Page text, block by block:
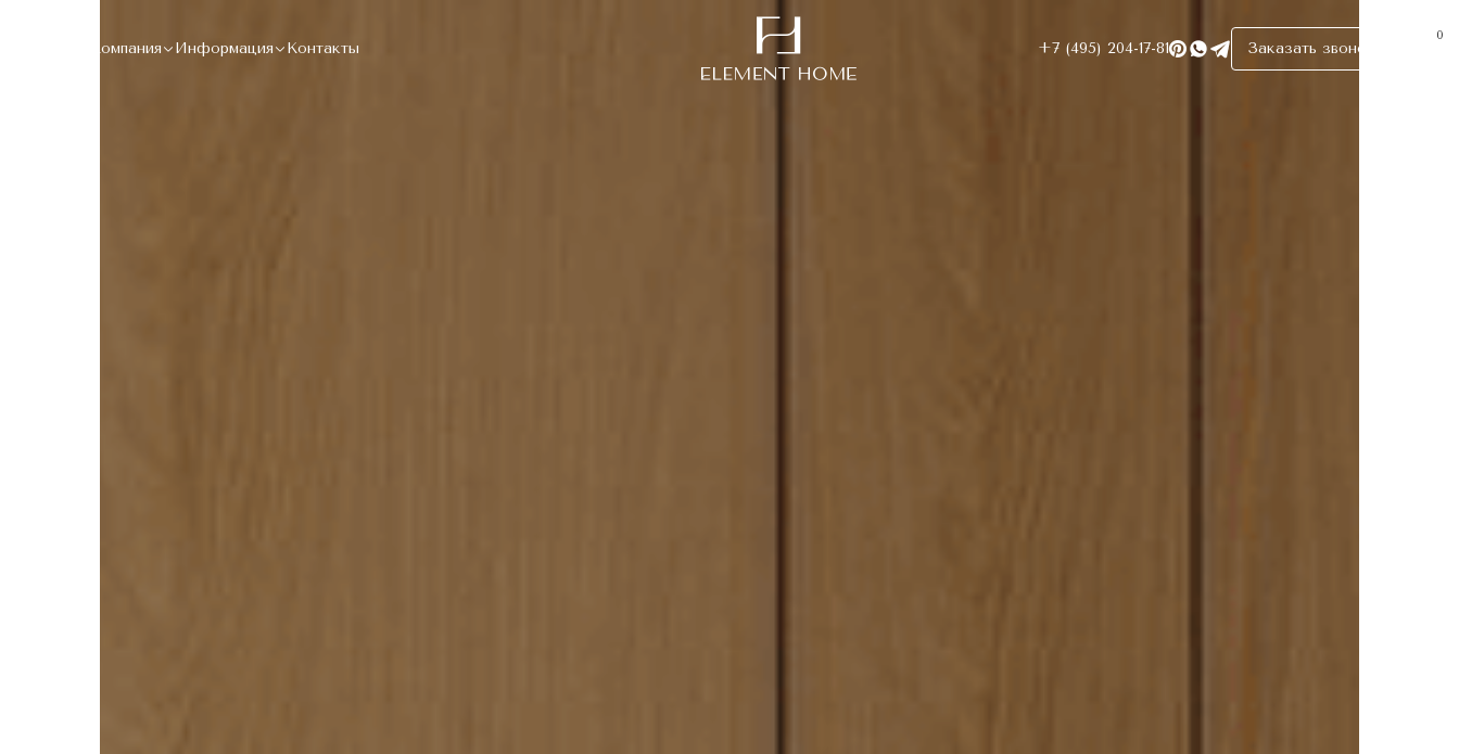
Компания Информация Контакты +7 (495) 204-17-81 Заказать звонок
0